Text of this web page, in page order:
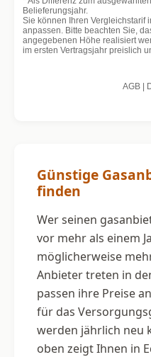
Günstige
finden
Wer seinen
vor mehr als einem
möglicherweise
Anbieter treten in
passen ihre Preise
für das
werden jährlich neu
oben zeigt Ihnen in